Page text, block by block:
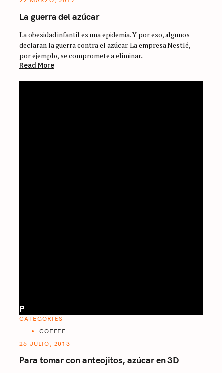
La guerra del azúcar
La obesidad infantil es una epidemia. Y por eso, algunos
declaran la guerra contra el azúcar. La empresa Nestlé,
por ejemplo, se compromete a eliminar..
Read More
P
CATEGORIES
COFFEE
26 JULIO, 2013
Para tomar con anteojitos, azúcar en 3D